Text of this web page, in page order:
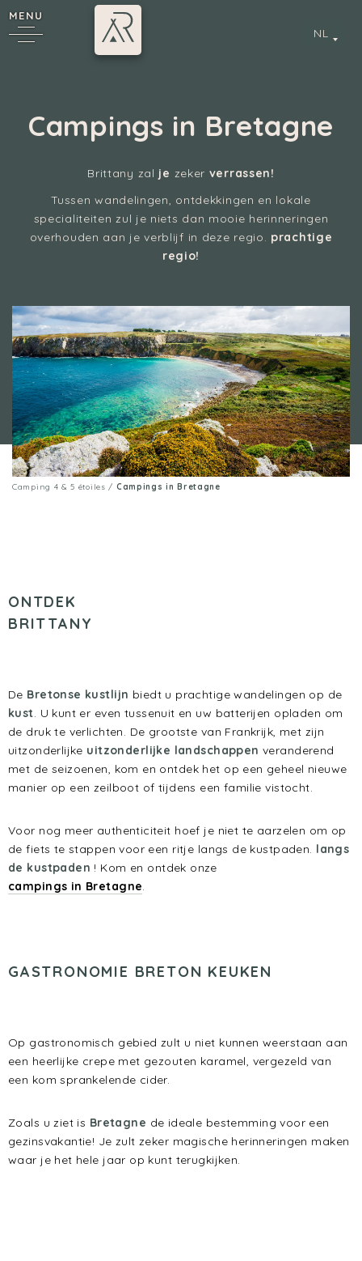
MENU
NL
Campings in Bretagne
Brittany zal je zeker verrassen!
Tussen wandelingen, ontdekkingen en lokale
specialiteiten zul je niets dan mooie herinneringen
overhouden aan je verblijf in deze regio. prachtige
regio!
Camping 4 & 5 étoiles / Campings in Bretagne
ONTDEK
BRITTANY
De Bretonse kustlijn biedt u prachtige wandelingen op de
kust. U kunt er even tussenuit en uw batterijen opladen om
de druk te verlichten. De grootste van Frankrijk, met zijn
uitzonderlijke uitzonderlijke landschappen veranderend
met de seizoenen, kom en ontdek het op een geheel nieuwe
manier op een zeilboot of tijdens een familie vistocht.
Voor nog meer authenticiteit hoef je niet te aarzelen om op
de fiets te stappen voor een ritje langs de kustpaden. langs
de kustpaden ! Kom en ontdek onze
campings in Bretagne.
GASTRONOMIE BRETON KEUKEN
Op gastronomisch gebied zult u niet kunnen weerstaan aan
een heerlijke crepe met gezouten karamel, vergezeld van
een kom sprankelende cider.
Zoals u ziet is Bretagne de ideale bestemming voor een
gezinsvakantie! Je zult zeker magische herinneringen maken
waar je het hele jaar op kunt terugkijken.